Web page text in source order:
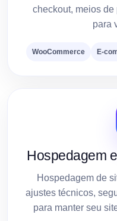
checkout, meios de
para
WooCommerce E-
Hospedagem
Hospedagem de
ajustes técnicos,
para manter seu